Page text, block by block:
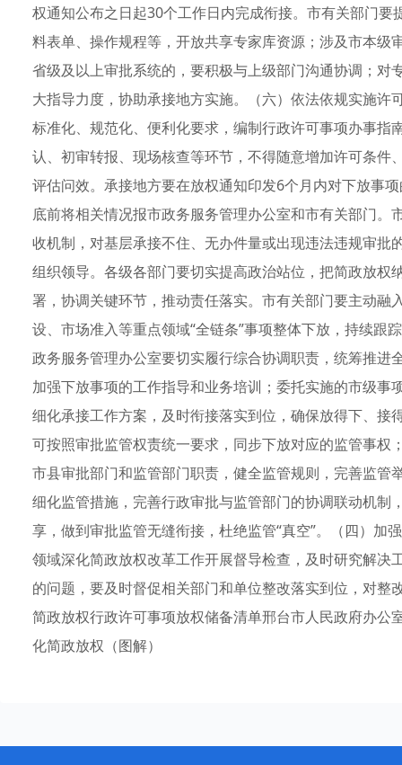
权通知公布之日起30个工作日内完成衔接。市有关部门
料表单、操作规程等，开放共享专家库资源；涉及市本
省级及以上审批系统的，要积极与上级部门沟通协调；
大指导力度，协助承接地方实施。（六）依法依规实施
标准化、规范化、便利化要求，编制行政许可事项办事
认、初审转报、现场核查等环节，不得随意增加许可条
评估问效。承接地方要在放权通知印发6个月内对下放事
底前将相关情况报市政务服务管理办公室和市有关部门
收机制，对基层承接不住、无办件量或出现违法违规审
组织领导。各级各部门要切实提高政治站位，把简政放
署，协调关键环节，推动责任落实。市有关部门要主动
设、市场准入等重点领域“全链条”事项整体下放，持续跟
政务服务管理办公室要切实履行综合协调职责，统筹推
加强下放事项的工作指导和业务培训；委托实施的市级
细化承接工作方案，及时衔接落实到位，确保放得下、
可按照审批监管权责统一要求，同步下放对应的监管事权
市县审批部门和监管部门职责，健全监管规则，完善监
细化监管措施，完善行政审批与监管部门的协调联动机
享，做到审批监管无缝衔接，杜绝监管“真空”。（四）加
领域深化简政放权改革工作开展督导检查，及时研究解
的问题，要及时督促相关部门和单位整改落实到位，对
简政放权行政许可事项放权储备清单邢台市人民政府办
化简政放权（图解）